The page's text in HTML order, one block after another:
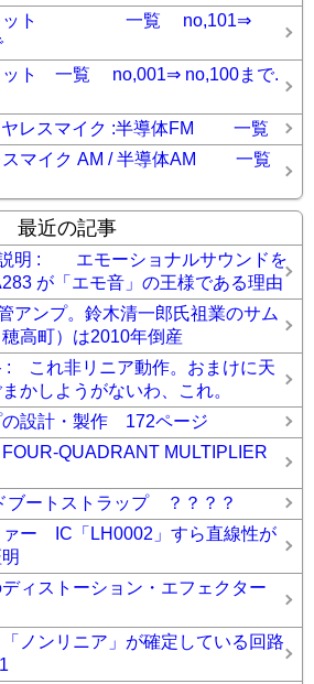
ミキット 一覧 no,101⇒
ット 一覧 no,001⇒ no,100まで.
ヤレスマイク :半導体FM 一覧
スマイク AM / 半導体AM 一覧
最近の記事
説明 : エモーショナルサウンドを
が「エモ音」の王様である理由
アンプ。鈴木清一郎氏祖業のサム
高町）は2010年倒産
: これ非リニア動作。おまけに天
かしようがないわ、これ。
の設計・製作 172ページ
QUADRANT MULTIPLIER
ブートストラップ ？？？？
ァー IC「LH0002」すら直線性が
ィストーション・エフェクター
ノンリニア」が確定している回路